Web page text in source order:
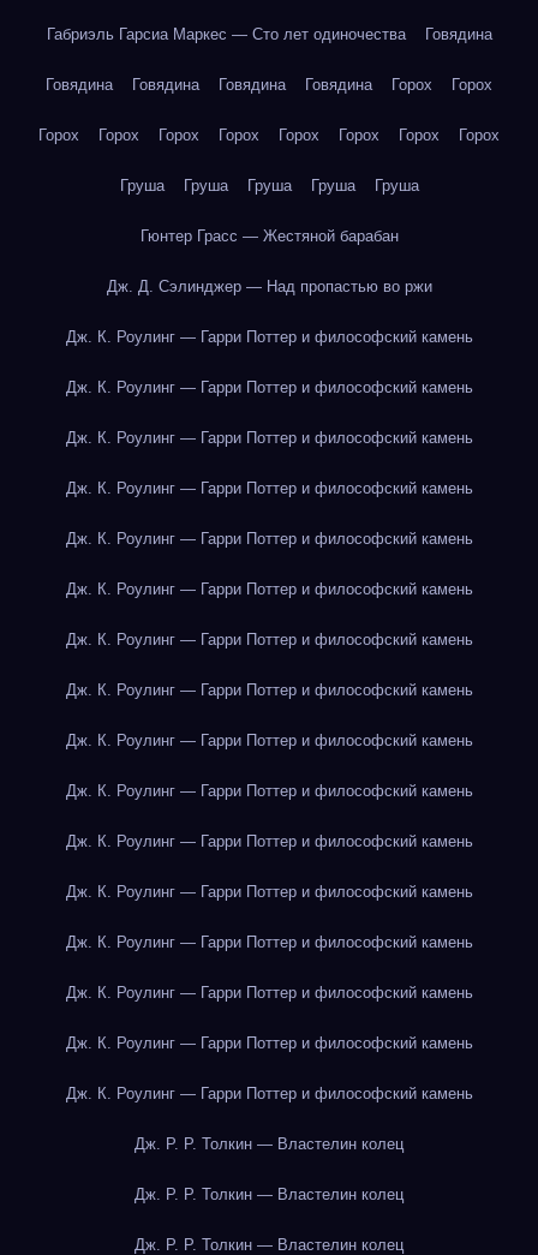
Габриэль Гарсиа Маркес — Сто лет одиночества Говядина
Говядина Говядина Говядина Говядина Горох Горох
Горох Горох Горох Горох Горох Горох Горох Горох
Груша Груша Груша Груша Груша
Гюнтер Грасс — Жестяной барабан
Дж. Д. Сэлинджер — Над пропастью во ржи
Дж. К. Роулинг — Гарри Поттер и философский камень
Дж. К. Роулинг — Гарри Поттер и философский камень
Дж. К. Роулинг — Гарри Поттер и философский камень
Дж. К. Роулинг — Гарри Поттер и философский камень
Дж. К. Роулинг — Гарри Поттер и философский камень
Дж. К. Роулинг — Гарри Поттер и философский камень
Дж. К. Роулинг — Гарри Поттер и философский камень
Дж. К. Роулинг — Гарри Поттер и философский камень
Дж. К. Роулинг — Гарри Поттер и философский камень
Дж. К. Роулинг — Гарри Поттер и философский камень
Дж. К. Роулинг — Гарри Поттер и философский камень
Дж. К. Роулинг — Гарри Поттер и философский камень
Дж. К. Роулинг — Гарри Поттер и философский камень
Дж. К. Роулинг — Гарри Поттер и философский камень
Дж. К. Роулинг — Гарри Поттер и философский камень
Дж. К. Роулинг — Гарри Поттер и философский камень
Дж. Р. Р. Толкин — Властелин колец
Дж. Р. Р. Толкин — Властелин колец
Дж. Р. Р. Толкин — Властелин колец